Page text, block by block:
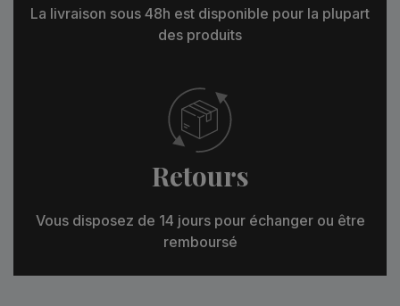
La livraison sous 48h est disponible pour la plupart
des produits
Retours
Vous disposez de 14 jours pour échanger ou être
remboursé